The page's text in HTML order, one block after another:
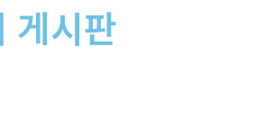
게시판